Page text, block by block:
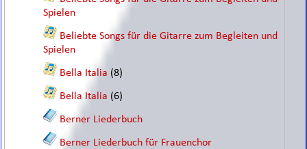
Spielen
Beliebte Songs für die Gitarre zum Begleiten und
Spielen
Bella Italia (8)
Bella Italia (6)
Berner Liederbuch
Berner Liederbuch für Frauenchor